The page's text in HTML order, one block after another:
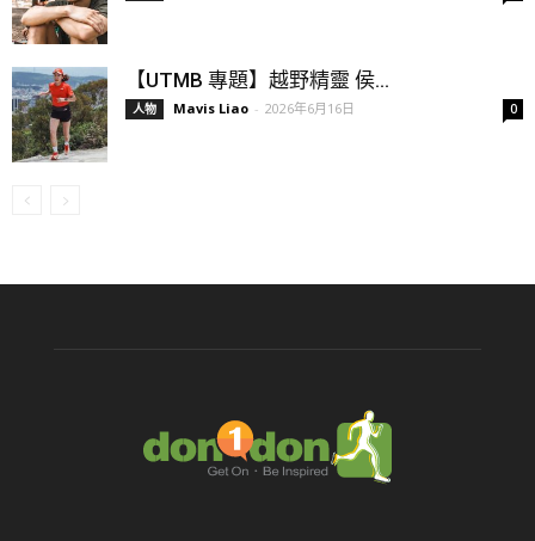
【UTMB 專題】越野精靈 侯...
人物 Mavis Liao - 2026年6月16日 0